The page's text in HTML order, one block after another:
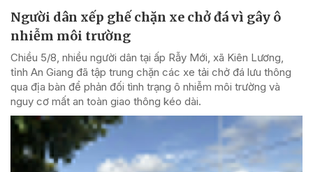
Người dân xếp ghế chặn xe chở đá vì gây ô
nhiễm môi trường
Chiều 5/8, nhiều người dân tại ấp Rẫy Mới, xã Kiên Lương,
tỉnh An Giang đã tập trung chặn các xe tải chở đá lưu thông
qua địa bàn để phản đối tình trạng ô nhiễm môi trường và
nguy cơ mất an toàn giao thông kéo dài.